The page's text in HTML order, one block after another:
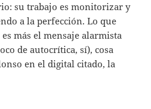
su trabajo es monitorizar y
a la perfección. Lo que
más el mensaje alarmista
de autocrítica, sí), cosa
en el digital citado, la